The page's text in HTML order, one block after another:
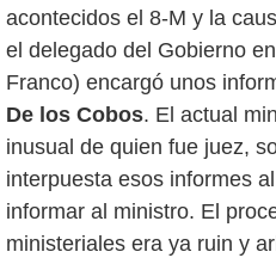
acontecidos el 8-M y la
el delegado del Gobierno
Franco) encargó unos
De los Cobos. El actual
inusual de quien fue juez,
interpuesta esos informes
informar al ministro. El
ministeriales era ya ruin y